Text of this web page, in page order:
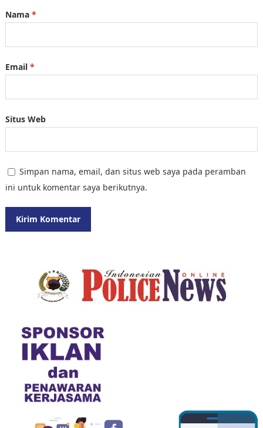
Nama *
Email *
Situs Web
Simpan nama, email, dan situs web saya pada peramban
ini untuk komentar saya berikutnya.